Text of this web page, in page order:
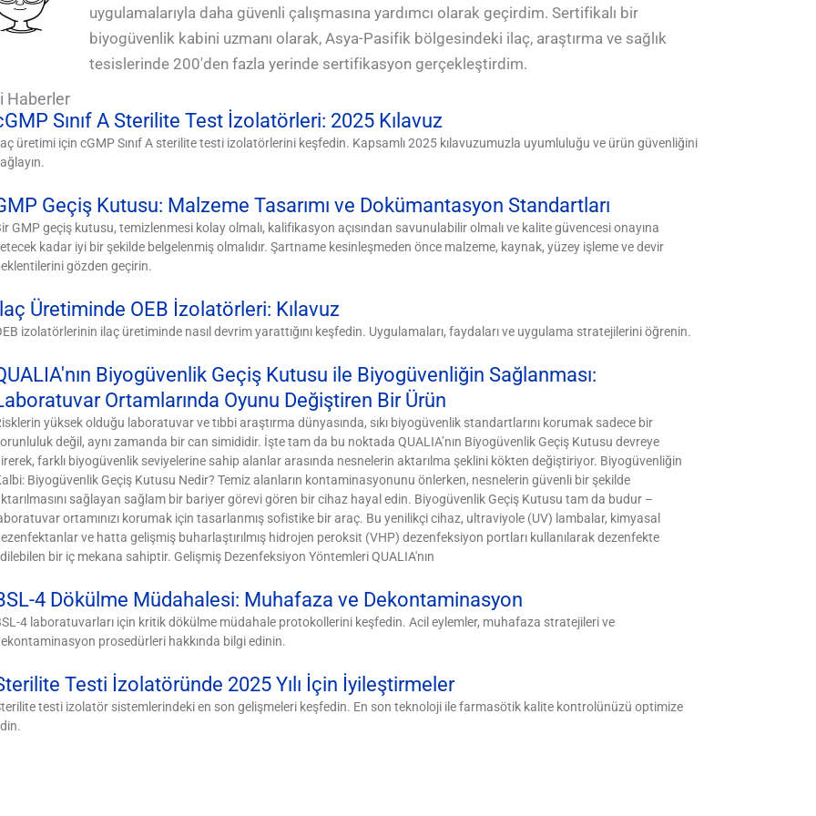
uygulamalarıyla daha güvenli çalışmasına yardımcı olarak geçirdim. Sertifikalı bir
biyogüvenlik kabini uzmanı olarak, Asya-Pasifik bölgesindeki ilaç, araştırma ve sağlık
tesislerinde 200'den fazla yerinde sertifikasyon gerçekleştirdim.
Haberler
Sınıf A Sterilite Test İzolatörleri: 2025 Kılavuz
üretimi için cGMP Sınıf A sterilite testi izolatörlerini keşfedin. Kapsamlı 2025 kılavuzumuzla uyumluluğu ve ürün güvenliğini
Geçiş Kutusu: Malzeme Tasarımı ve Dokümantasyon Standartları
GMP geçiş kutusu, temizlenmesi kolay olmalı, kalifikasyon açısından savunulabilir olmalı ve kalite güvencesi onayına
kadar iyi bir şekilde belgelenmiş olmalıdır. Şartname kesinleşmeden önce malzeme, kaynak, yüzey işleme ve devir
gözden geçirin.
Üretiminde OEB İzolatörleri: Kılavuz
izolatörlerinin ilaç üretiminde nasıl devrim yarattığını keşfedin. Uygulamaları, faydaları ve uygulama stratejilerini öğrenin.
Biyogüvenlik Geçiş Kutusu ile Biyogüvenliğin Sağlanması:
Ortamlarında Oyunu Değiştiren Bir Ürün
yüksek olduğu laboratuvar ve tıbbi araştırma dünyasında, sıkı biyogüvenlik standartlarını korumak sadece bir
değil, aynı zamanda bir can simididir. İşte tam da bu noktada QUALIA’nın Biyogüvenlik Geçiş Kutusu devreye
farklı biyogüvenlik seviyelerine sahip alanlar arasında nesnelerin aktarılma şeklini kökten değiştiriyor. Biyogüvenliğin
Biyogüvenlik Geçiş Kutusu Nedir? Temiz alanların kontaminasyonunu önlerken, nesnelerin güvenli bir şekilde
sağlayan sağlam bir bariyer görevi gören bir cihaz hayal edin. Biyogüvenlik Geçiş Kutusu tam da budur –
ortamınızı korumak için tasarlanmış sofistike bir araç. Bu yenilikçi cihaz, ultraviyole (UV) lambalar, kimyasal
ve hatta gelişmiş buharlaştırılmış hidrojen peroksit (VHP) dezenfeksiyon portları kullanılarak dezenfekte
bir iç mekana sahiptir. Gelişmiş Dezenfeksiyon Yöntemleri QUALIA'nın
4 Dökülme Müdahalesi: Muhafaza ve Dekontaminasyon
4 laboratuvarları için kritik dökülme müdahale protokollerini keşfedin. Acil eylemler, muhafaza stratejileri ve
prosedürleri hakkında bilgi edinin.
Testi İzolatöründe 2025 Yılı İçin İyileştirmeler
testi izolatör sistemlerindeki en son gelişmeleri keşfedin. En son teknoloji ile farmasötik kalite kontrolünüzü optimize